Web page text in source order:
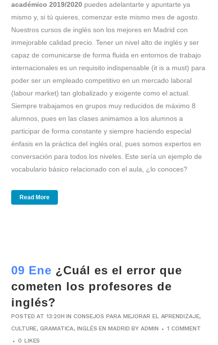
académico 2019/2020 puedes adelantarte y apuntarte ya
mismo y, si tú quieres, comenzar este mismo mes de agosto.
Nuestros cursos de inglés son los mejores en Madrid con
inmejorable calidad precio. Tener un nivel alto de inglés y ser
capaz de comunicarse de forma fluida en entornos de trabajo
internacionales es un requisito indispensable (it is a must) para
poder ser un empleado competitivo en un mercado laboral
(labour market) tan globalizado y exigente como el actual.
Siempre trabajamos en grupos muy reducidos de máximo 8
alumnos, pues en las clases animamos a los alumnos a
participar de forma constante y siempre haciendo especial
énfasis en la práctica del inglés oral, pues somos expertos en
conversación para todos los niveles. Este sería un ejemplo de
vocabulario básico relacionado con el aula, ¿lo conoces?
Read More
09 Ene ¿Cuál es el error que
cometen los profesores de
inglés?
POSTED AT 13:20H INCONSEJOS PARA MEJORAR EL APRENDIZAJE,
CULTURE,GRAMATICA,INGLÉS EN MADRID BYADMIN
1 COMMENT
0 LIKES